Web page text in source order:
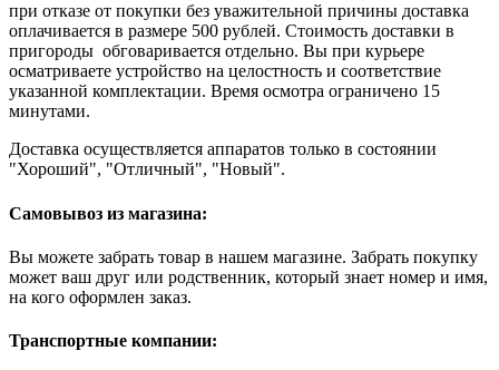
при отказе от покупки без уважительной причины доставка
оплачивается в размере 500 рублей. Стоимость доставки в
пригороды обговаривается отдельно. Вы при курьере
осматриваете устройство на целостность и соответствие
указанной комплектации. Время осмотра ограничено 15
минутами.
Доставка осуществляется аппаратов только в состоянии
"Хороший", "Отличный", "Новый".
Самовывоз из магазина:
Вы можете забрать товар в нашем магазине. Забрать покупку
может ваш друг или родственник, который знает номер и имя,
на кого оформлен заказ.
Транспортные компании: